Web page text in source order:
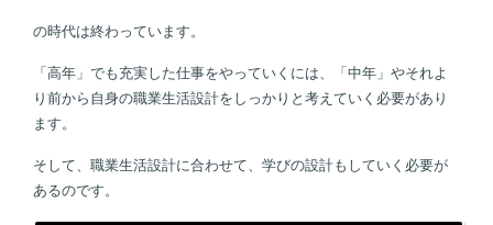
の時代は終わっています。
「高年」でも充実した仕事をやっていくには、「中年」やそれよ
り前から自身の職業生活設計をしっかりと考えていく必要があり
ます。
そして、職業生活設計に合わせて、学びの設計もしていく必要が
あるのです。